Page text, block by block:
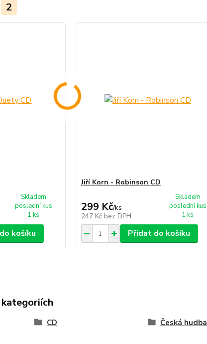
2
Skladem
poslední kus
1 ks
košíku
Jiří Korn - Robinson CD
299 Kč/ks
247 Kč bez DPH
Skladem
poslední kus
1 ks
Přidat do košíku
CD Česká hudba